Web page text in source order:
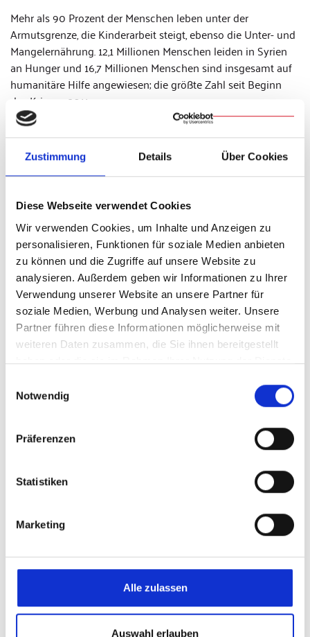
Zustimmung Details Über Cookies
Diese Webseite verwendet Cookies
Wir verwenden Cookies, um Inhalte und Anzeigen zu
personalisieren, Funktionen für soziale Medien anbieten
zu können und die Zugriffe auf unsere Website zu
analysieren. Außerdem geben wir Informationen zu Ihrer
Verwendung unserer Website an unsere Partner für
soziale Medien, Werbung und Analysen weiter. Unsere
Partner führen diese Informationen möglicherweise mit
weiteren Daten zusammen, die Sie ihnen bereitgestellt
haben oder die sie im Rahmen Ihrer Nutzung der Dienste
Notwendig
Präferenzen
Statistiken
Marketing
Alle zulassen
Auswahl erlauben
Mehr als 90 Prozent der Menschen leben unter der
Armutsgrenze, die Kinderarbeit steigt, ebenso die Unter- und
Mangelernährung. 12,1 Millionen Menschen leiden in Syrien
an Hunger und 16,7 Millionen Menschen sind insgesamt auf
humanitäre Hilfe angewiesen; die größte Zahl seit Beginn
des Krieges 2011
Folgen des Erdbebens
weitreichend
Caritas international unterstützt die Menschen in einer
Lebensmitteln, Gutscheinen, Hygieneartikeln und
Haushaltsmitteln in den syrischen Städten Homs, Latakia
und Aleppo engagiert sich das Hilfswerk mit seinen Partnern
in verschiedenen Bildungsprojekten, hilft durch
psychosoziale Beratung und unterstützt Menschen mit
Behinderungen sowie deren Familien. Darüber hinaus hilft
Caritas international dabei, die weitreichenden Folgen des
Erdbebens in Zusammenarbeit mit den
Partnerorganisationen in Syrien zu lindern.
Kriegsbeginn am 15. März 2011. Allein in den vergangenen
fünf Jahren konnte das Hilfswerk knapp 20 Millionen Euro an
Gelder bereitstellen und damit mehr als 155.000 Menschen
unterstützten.
Teilen & Drucken